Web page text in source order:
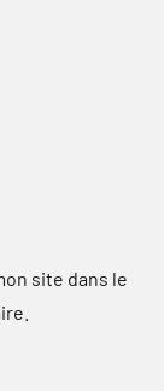
site dans le